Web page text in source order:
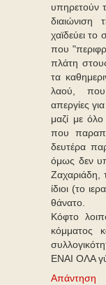
υπηρετούν
διαιώνιση
χαϊδεύει το
που
πλάτη
τα
λαού, που
απεργίες
μαζί με όλο
που
δευτέρα
όμως δεν
Ζαχαριάδη,
ίδιοι (το
θάνατο.
Κόφτο
κόμματος
ΕΝΑΙ ΟΛΑ
Απάντηση